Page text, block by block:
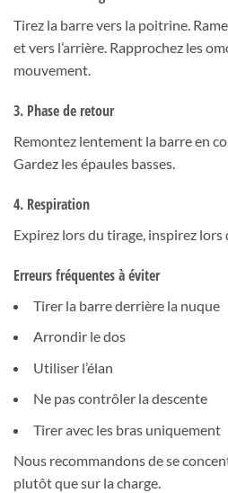
Tirez la barre vers la poitrine.
et vers l’arrière. Rapprochez les
mouvement.
3. Phase de retour
Remontez lentement la barre en
Gardez les épaules basses.
4. Respiration
Expirez lors du tirage, inspirez lors
Erreurs fréquentes à éviter
Tirer la barre derrière la nuque
Arrondir le dos
Utiliser l’élan
Ne pas contrôler la descente
Tirer avec les bras uniquement
Nous recommandons de se
plutôt que sur la charge.